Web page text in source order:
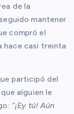
de la
mantener
compró el
hace casi treinta
participó del
alguien le
“¡Ey tú! Aún